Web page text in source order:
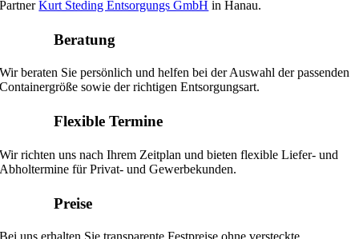
PartnerKurt Steding Entsorgungs GmbH in Hanau.
Beratung
Wir beraten Sie persönlich und helfen bei der Auswahl der passenden
Containergröße sowie der richtigen Entsorgungsart.
Flexible Termine
Wir richten uns nach Ihrem Zeitplan und bieten flexible Liefer- und
Abholtermine für Privat- und Gewerbekunden.
Preise